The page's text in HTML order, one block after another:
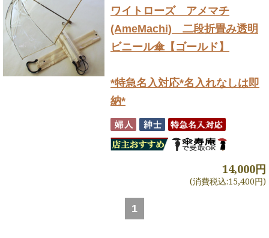
ワイトローズ アメマチ
(AmeMachi) 二段折畳み透明
ビニール傘【ゴールド】
*特急名入対応*名入れなしは即
納*
14,000円
(消費税込:15,400円)
1